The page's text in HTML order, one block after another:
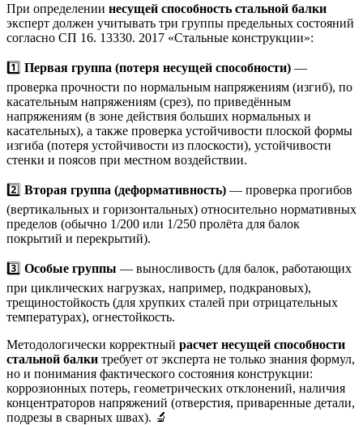
При определении несущей способность стальной балки
эксперт должен учитывать три группы предельных состояний
согласно СП 16. 13330. 2017 «Стальные конструкции»:
1️⃣ Первая группа (потеря несущей способности) —
проверка прочности по нормальным напряжениям (изгиб), по
касательным напряжениям (срез), по приведённым
напряжениям (в зоне действия больших нормальных и
касательных), а также проверка устойчивости плоской формы
изгиба (потеря устойчивости из плоскости), устойчивости
стенки и поясов при местном воздействии.
2️⃣ Вторая группа (деформативность) — проверка прогибов
(вертикальных и горизонтальных) относительно нормативных
пределов (обычно 1/200 или 1/250 пролёта для балок
покрытий и перекрытий).
3️⃣ Особые группы — выносливость (для балок, работающих
при циклических нагрузках, например, подкрановых),
трещиностойкость (для хрупких сталей при отрицательных
температурах), огнестойкость.
Методологически корректный расчет несущей способности
стальной балки требует от эксперта не только знания формул,
но и понимания фактического состояния конструкции:
коррозионных потерь, геометрических отклонений, наличия
концентраторов напряжений (отверстия, приваренные детали,
подрезы в сварных швах). 🔬